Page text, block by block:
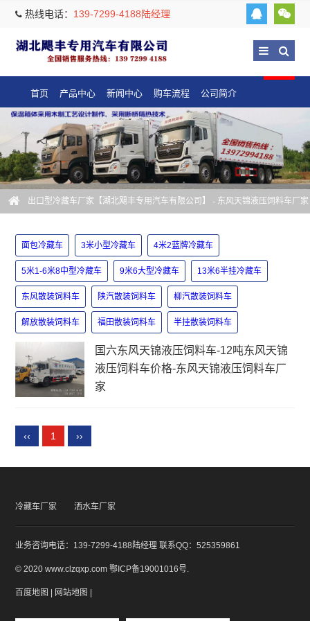
热线电话： 139-7299-4188陆经理
首页 产品中心 新闻中心 购车流程 公司简介
出口型冷藏车厂家【湖北飓丰专用汽车有限公司】 - 东风天锦液压饲料车厂家
面包冷藏车 3米小型冷藏车 4米2蓝牌冷藏车
5米1-6米8中型冷藏车 9米6大型冷藏车 13米6半挂冷藏车
东风散装饲料车 陕汽散装饲料车 柳汽散装饲料车
解放散装饲料车 福田散装饲料车 半挂散装饲料车
国六东风天锦液压饲料车-12吨东风天锦
液压饲料车价格-东风天锦液压饲料车厂
家
‹‹ 1 ››
冷藏车厂家 洒水车厂家
业务咨询电话：139-7299-4188陆经理 联系QQ：525359861
© 2020 www.clzqxp.com鄂ICP备19001016号.
百度地图 网站地图